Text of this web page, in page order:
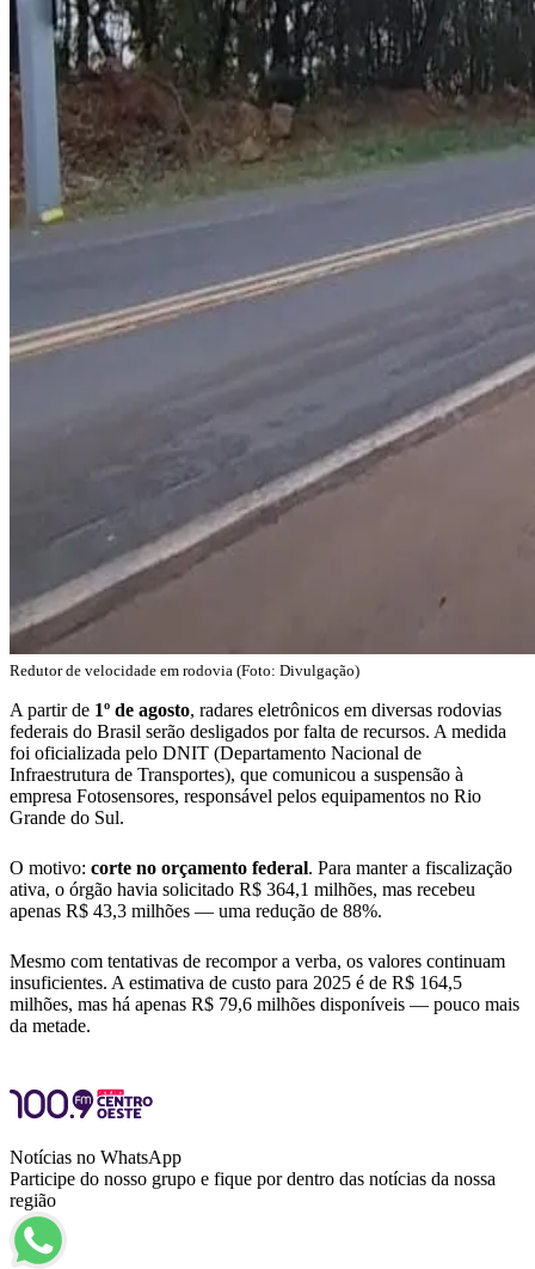
Redutor de velocidade em rodovia (Foto: Divulgação)
A partir de 1º de agosto, radares eletrônicos em diversas rodovias
federais do Brasil serão desligados por falta de recursos. A medida
foi oficializada pelo DNIT (Departamento Nacional de
Infraestrutura de Transportes), que comunicou a suspensão à
empresa Fotosensores, responsável pelos equipamentos no Rio
Grande do Sul.
O motivo: corte no orçamento federal. Para manter a fiscalização
ativa, o órgão havia solicitado R$ 364,1 milhões, mas recebeu
apenas R$ 43,3 milhões — uma redução de 88%.
Mesmo com tentativas de recompor a verba, os valores continuam
insuficientes. A estimativa de custo para 2025 é de R$ 164,5
milhões, mas há apenas R$ 79,6 milhões disponíveis — pouco mais
da metade.
Notícias no WhatsApp
Participe do nosso grupo e fique por dentro das notícias da nossa
região